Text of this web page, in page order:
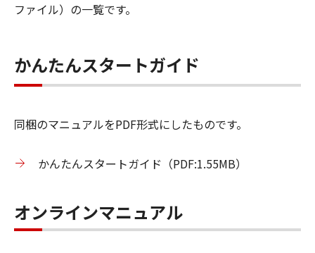
ファイル）の一覧です。
かんたんスタートガイド
同梱のマニュアルをPDF形式にしたものです。
かんたんスタートガイド（PDF:1.55MB）
オンラインマニュアル